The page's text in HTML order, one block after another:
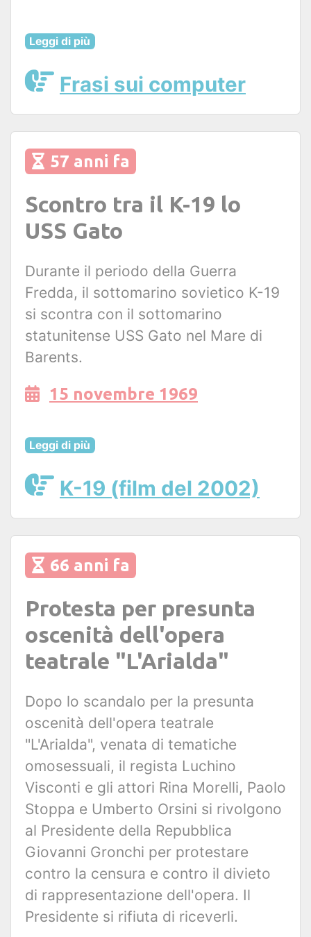
Leggi di più
Frasi sui computer
57 anni fa
Scontro tra il K-19 lo
USS Gato
Durante il periodo della Guerra
Fredda, il sottomarino sovietico K-19
si scontra con il sottomarino
statunitense USS Gato nel Mare di
Barents.
15 novembre 1969
Leggi di più
K-19 (film del 2002)
66 anni fa
Protesta per presunta
oscenità dell'opera
teatrale "L'Arialda"
Dopo lo scandalo per la presunta
oscenità dell'opera teatrale
"L'Arialda", venata di tematiche
omosessuali, il regista Luchino
Visconti e gli attori Rina Morelli, Paolo
Stoppa e Umberto Orsini si rivolgono
al Presidente della Repubblica
Giovanni Gronchi per protestare
contro la censura e contro il divieto
di rappresentazione dell'opera. Il
Presidente si rifiuta di riceverli.